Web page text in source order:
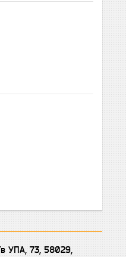
УПА, 73, 58029,